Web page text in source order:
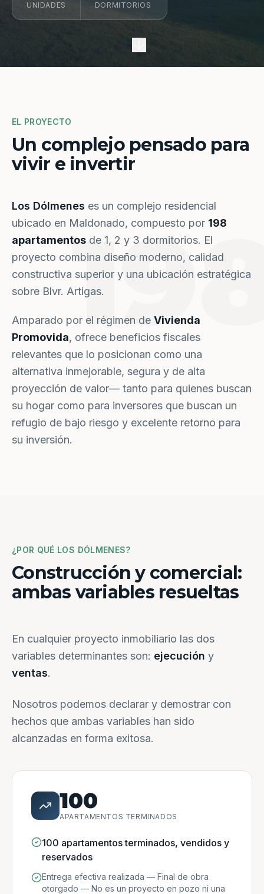
UNIDADES DORMITORIOS
EL PROYECTO
Un complejo pensado para
vivir e invertir
Los Dólmenes es un complejo residencial
ubicado en Maldonado, compuesto por 198
apartamentos de 1, 2 y 3 dormitorios. El
proyecto combina diseño moderno, calidad
constructiva superior y una ubicación estratégica
sobre Blvr. Artigas.
Amparado por el régimen de Vivienda
Promovida, ofrece beneficios fiscales
relevantes que lo posicionan como una
alternativa inmejorable, segura y de alta
proyección de valor— tanto para quienes buscan
su hogar como para inversores que buscan un
refugio de bajo riesgo y excelente retorno para
su inversión.
¿POR QUÉ LOS DÓLMENES?
Construcción y comercial:
ambas variables resueltas
En cualquier proyecto inmobiliario las dos
variables determinantes son: ejecución y
ventas.
Nosotros podemos declarar y demostrar con
hechos que ambas variables han sido
alcanzadas en forma exitosa.
100
APARTAMENTOS TERMINADOS
100 apartamentos terminados, vendidos y
reservados
Entrega efectiva realizada — Final de obra
otorgado — No es un proyecto en pozo ni una